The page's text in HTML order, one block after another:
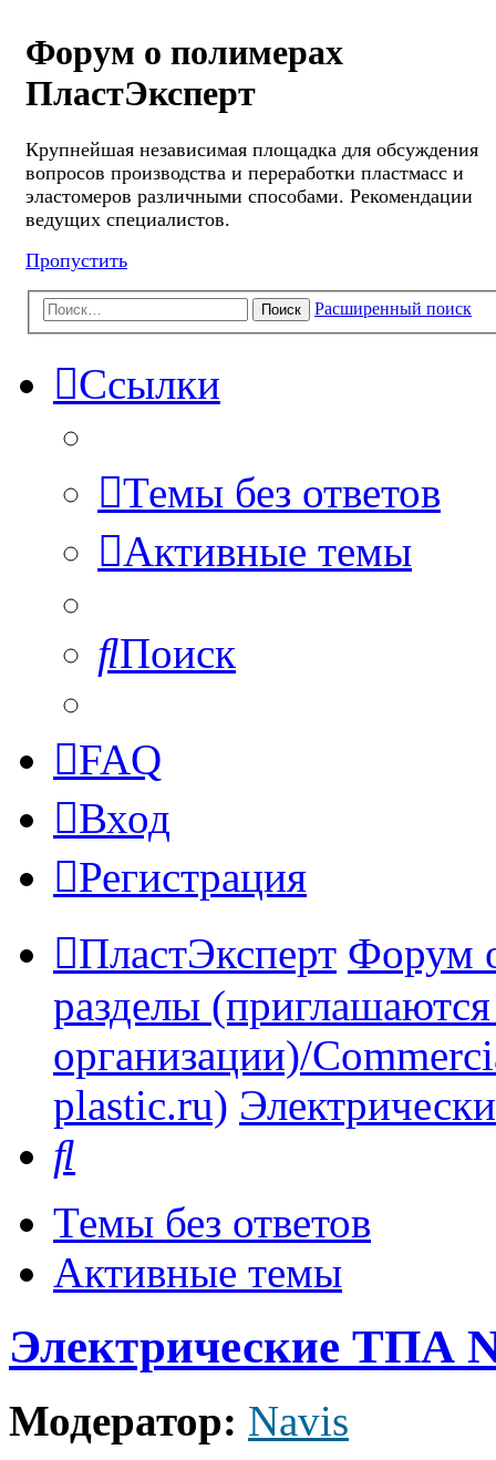
Форум о полимерах
ПластЭксперт
Крупнейшая независимая площадка для обсуждения
вопросов производства и переработки пластмасс и
эластомеров различными способами. Рекомендации
ведущих специалистов.
Пропустить
Поиск Расширенный поиск
Ссылки
Темы без ответов
Активные темы
Поиск
FAQ
Вход
Регистрация
ПластЭксперт Форум
разделы
организации)/
plastic.ru)
Темы без ответов
Активные темы
Электрические ТПА
Модератор: Navis